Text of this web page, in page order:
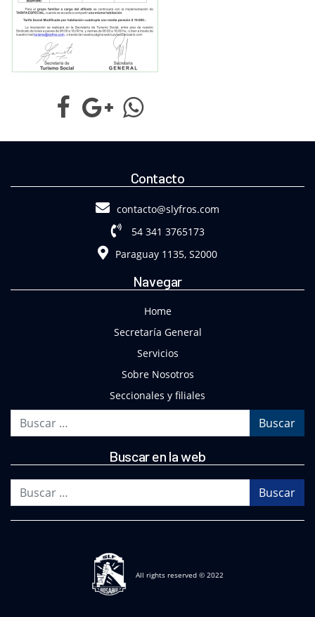
Contacto
contacto@slyfros.com
54 341 3765173
Paraguay 1135, S2000
Navegar
Home
Secretaría General
Servicios
Sobre Nosotros
Seccionales y filiales
Buscar en la web
All rights reserved © 2022